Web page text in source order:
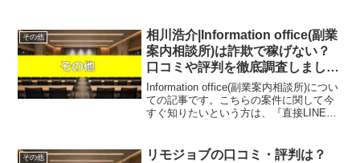
能性が高いという結果になりました。近
年、SNSやネッ...
その他
相川浩介|Information office(副業
案内相談所)は詐欺で稼げない？
口コミや評判を徹底調査しまし
た！
Information office(副業案内相談所)につい
ての記事です。こちらの案件に関して今
すぐ知りたいという方は、『直接LINEで
しいという方は、自分が実際にやっ...
その他
リモジョブの口コミ・評判は？